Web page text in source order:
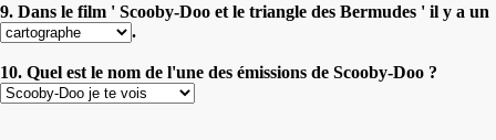
9. Dans le film ' Scooby-Doo et le triangle des Bermudes ' il y a un
.
10. Quel est le nom de l'une des émissions de Scooby-Doo ?